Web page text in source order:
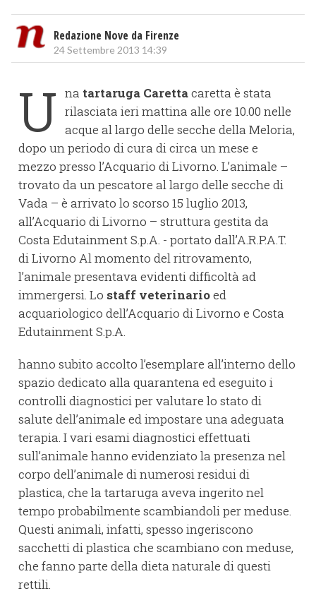
Redazione Nove da Firenze
24 Settembre 2013 14:39
U na tartaruga Carettacaretta è stata
rilasciata ieri mattina alle ore 10.00 nelle
acque al largo delle secche della Meloria,
dopo un periodo di cura di circa un mese e
mezzo presso l’Acquario di Livorno. L’animale –
trovato da un pescatore al largo delle secche di
Vada – è arrivato lo scorso 15 luglio 2013,
all’Acquario di Livorno – struttura gestita da
Costa Edutainment S.p.A. - portato dall’A.R.P.A.T.
di Livorno Al momento del ritrovamento,
l’animale presentava evidenti difficoltà ad
immergersi. Lo staff veterinarioed
acquariologico dell’Acquario di Livorno e Costa
Edutainment S.p.A.
hanno subito accolto l’esemplare all’interno dello
spazio dedicato alla quarantena ed eseguito i
controlli diagnostici per valutare lo stato di
salute dell’animale ed impostare una adeguata
terapia. I vari esami diagnostici effettuati
sull’animale hanno evidenziato la presenza nel
corpo dell’animale di numerosi residui di
plastica, che la tartaruga aveva ingerito nel
tempo probabilmente scambiandoli per meduse.
Questi animali, infatti, spesso ingeriscono
sacchetti di plastica che scambiano con meduse,
che fanno parte della dieta naturale di questi
rettili.